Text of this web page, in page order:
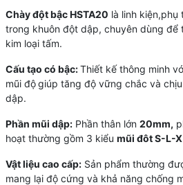
Chày đột bậc HSTA20 là linh kiện,phụ
trong khuôn đột dập, chuyên dùng để
kim loại tấm.
Cấu tạo có bậc:Thiết kế thông minh
mũi độ giúp tăng độ vững chắc và
dập.
Phần mũi dập:Phần thân lớn 20mm,
hoạt thường gồm 3 kiểu mũi đôt S-L-X
Vật liệu cao cấp:Sản phẩm thường
mang lại độ cứng và khả năng chống